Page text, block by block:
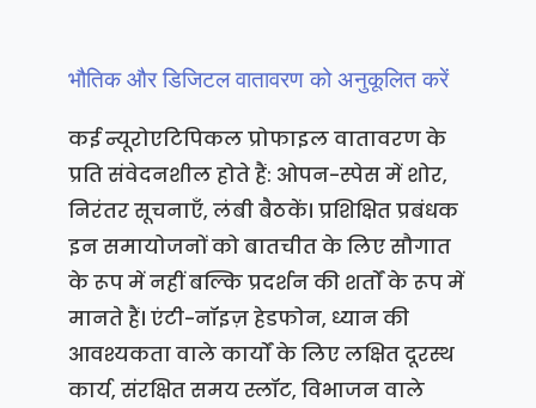
भौतिक और डिजिटल वातावरण को अनुकूलित करें
कई न्यूरोएटिपिकल प्रोफाइल वातावरण के
प्रति संवेदनशील होते हैं: ओपन-स्पेस में शोर,
निरंतर सूचनाएँ, लंबी बैठकें। प्रशिक्षित प्रबंधक
इन समायोजनों को बातचीत के लिए सौगात
के रूप में नहीं बल्कि प्रदर्शन की शर्तों के रूप में
मानते हैं। एंटी-नॉइज़ हेडफोन, ध्यान की
आवश्यकता वाले कार्यों के लिए लक्षित दूरस्थ
कार्य, संरक्षित समय स्लॉट, विभाजन वाले